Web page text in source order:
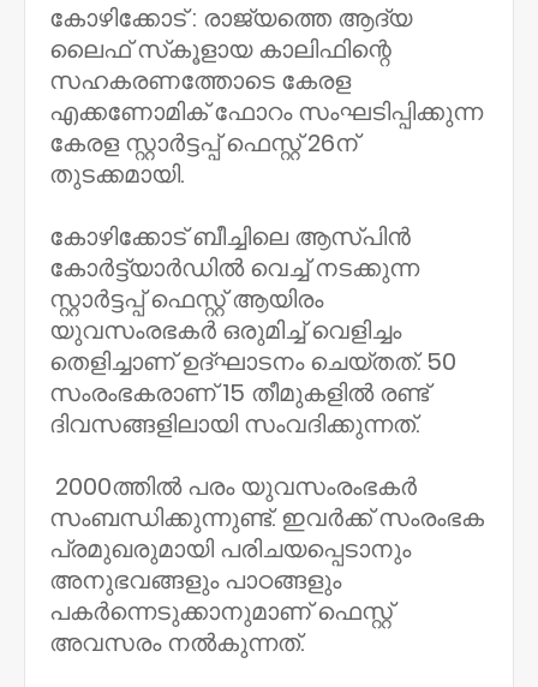
കോഴിക്കോട് : രാജ്യത്തെ ആദ്യ
ലൈഫ് സ്‌കൂളായ കാലിഫിന്റെ
സഹകരണത്തോടെ കേരള
എക്കണോമിക് ഫോറം സംഘടിപ്പിക്കുന്ന
കേരള സ്റ്റാര്‍ട്ടപ്പ് ഫെസ്റ്റ് 26ന്
തുടക്കമായി.
കോഴിക്കോട് ബീച്ചിലെ ആസ്പിന്‍
കോര്‍ട്ട്‌യാര്‍ഡില്‍ വെച്ച് നടക്കുന്ന
സ്റ്റാര്‍ട്ടപ്പ് ഫെസ്റ്റ് ആയിരം
യുവസംരഭകര്‍ ഒരുമിച്ച് വെളിച്ചം
തെളിച്ചാണ് ഉദ്ഘാടനം ചെയ്തത്. 50
സംരംഭകരാണ് 15 തീമുകളില്‍ രണ്ട്
ദിവസങ്ങളിലായി സംവദിക്കുന്നത്.
2000ത്തില്‍ പരം യുവസംരംഭകര്‍
സംബന്ധിക്കുന്നുണ്ട്. ഇവര്‍ക്ക് സംരംഭക
പ്രമുഖരുമായി പരിചയപ്പെടാനും
അനുഭവങ്ങളും പാഠങ്ങളും
പകര്‍ന്നെടുക്കാനുമാണ് ഫെസ്റ്റ്
അവസരം നല്‍കുന്നത്.